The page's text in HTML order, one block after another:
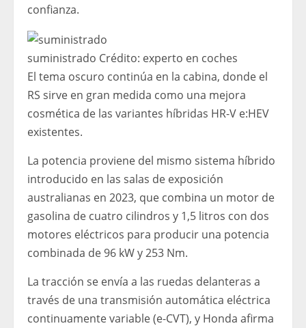
confianza.
suministrado Crédito: experto en coches
El tema oscuro continúa en la cabina, donde el
RS sirve en gran medida como una mejora
cosmética de las variantes híbridas HR-V e:HEV
existentes.
La potencia proviene del mismo sistema híbrido
introducido en las salas de exposición
australianas en 2023, que combina un motor de
gasolina de cuatro cilindros y 1,5 litros con dos
motores eléctricos para producir una potencia
combinada de 96 kW y 253 Nm.
La tracción se envía a las ruedas delanteras a
través de una transmisión automática eléctrica
continuamente variable (e-CVT), y Honda afirma